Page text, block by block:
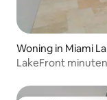
Woning in Miami
LakeFront